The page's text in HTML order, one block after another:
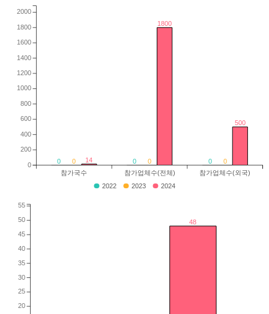
0 0 0
0 0 0
14
1800
500
참가국수 참가업체수(전체) 참가업체수(외국)
0
200
400
600
800
1000
1200
1400
1600
1800
2000
2022 2023 2024
48
20
25
30
35
40
45
50
55